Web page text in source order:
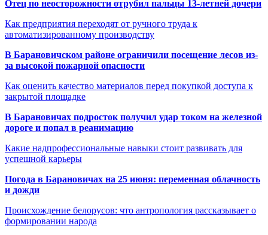
Отец по неосторожности отрубил пальцы 13-летней дочери
Как предприятия переходят от ручного труда к
автоматизированному производству
В Барановичском районе ограничили посещение лесов из-
за высокой пожарной опасности
Как оценить качество материалов перед покупкой доступа к
закрытой площадке
В Барановичах подросток получил удар током на железной
дороге и попал в реанимацию
Какие надпрофессиональные навыки стоит развивать для
успешной карьеры
Погода в Барановичах на 25 июня: переменная облачность
и дожди
Происхождение белорусов: что антропология рассказывает о
формировании народа